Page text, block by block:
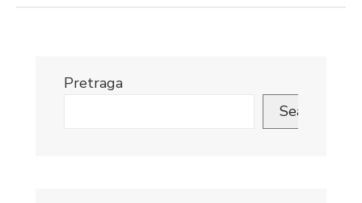
Pretraga
Search